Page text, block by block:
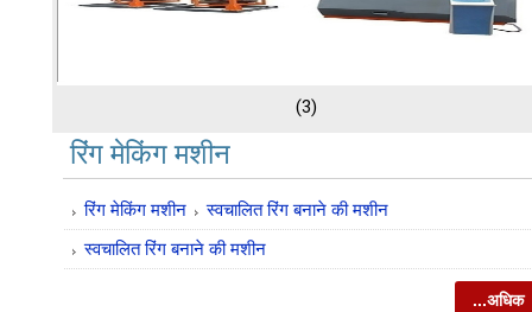
(3)
रिंग मेकिंग मशीन
रिंग मेकिंग मशीन
स्वचालित रिंग बनाने की मशीन
स्वचालित रिंग बनाने की मशीन
...अधिक